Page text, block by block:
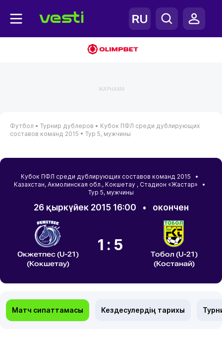
ЖАРНАМА
Футбол • Турнир дублеров • Кубок ПФЛ среди дублирующих
составов команд 2015 • Тур 5, мужчины
Кубок ПФЛ среди дублирующих составов команд 2015 •
Казахстан, Акмолинская обл., Кокшетау, Стадион «Жастар» •
Тур 5, мужчины
26 қыркүйек 2015 16:00 • окончен
Окжетпес (U-21)
(Кокшетау)
1:5
Тобол (U-21)
(Костанай)
Матч сипаттамасы Кездесулердің тарихы